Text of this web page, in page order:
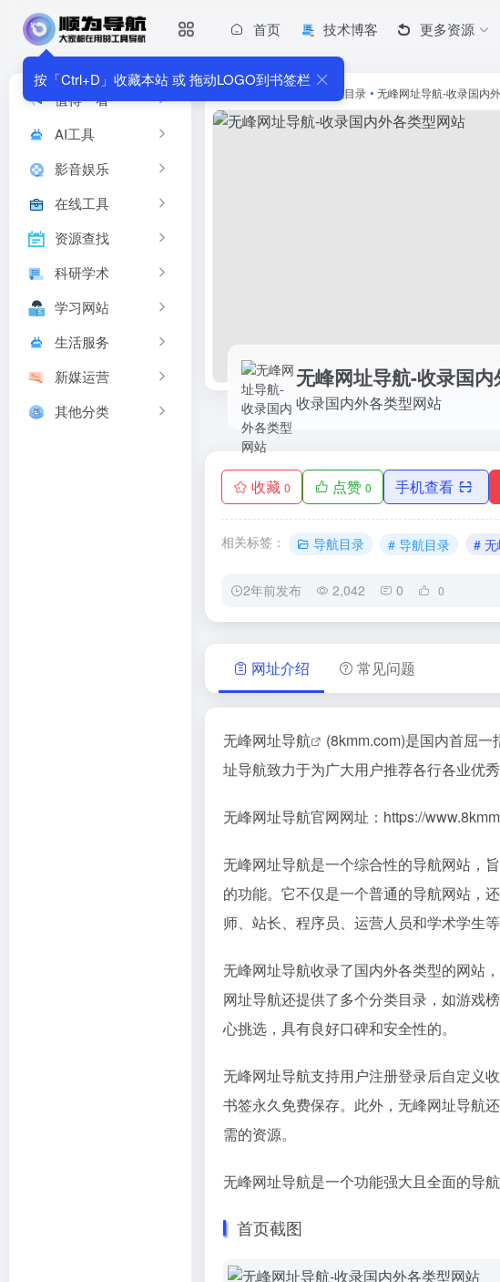
按「Ctrl+D」收藏本站 或 拖动LOGO到书签栏
首页 技术博客 更多资源
值得一看
AI工具
影音娱乐
在线工具
资源查找
科研学术
学习网站
生活服务
新媒运营
其他分类
导航目录 • 无峰网址导航-收录国内
无峰网址导航-收录国
收录国内外各类型网站
收藏 0 点赞 0 手机查看
相关标签： 导航目录 # 导航目录 #
2年前发布 2,042 0 0
无峰网址导航-收录国内外各类型网站
收录国内外各类型网站
网址介绍 常见问题
无峰网址导航
(8kmm.com)是国内首屈
址导航致力于为广大用户推荐各行各业优
无峰网址导航官网网址： https://
无峰网址导航是一个综合性的导航网站，
的功能。它不仅是一个普通的导航网站，
师、站长、程序员、运营人员和学术学生等
无峰网址导航收录了国内外各类型的网站
网址导航还提供了多个分类目录，如游戏
心挑选，具有良好口碑和安全性的。
无峰网址导航支持用户注册登录后自定义
书签永久免费保存。此外，无峰网址导航
需的资源。
无峰网址导航是一个功能强大且全面的导
首页截图